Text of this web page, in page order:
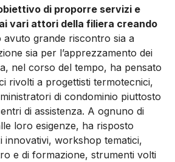
di proporre servizi e
vari attori della filiera creando
avuto grande riscontro sia a
sia per l’apprezzamento dei
nel corso del tempo, ha pensato
rivolti a progettisti termotecnici,
di condominio piuttosto
di assistenza. A ognuno di
loro esigenze, ha risposto
innovativi, workshop tematici,
e di formazione, strumenti volti